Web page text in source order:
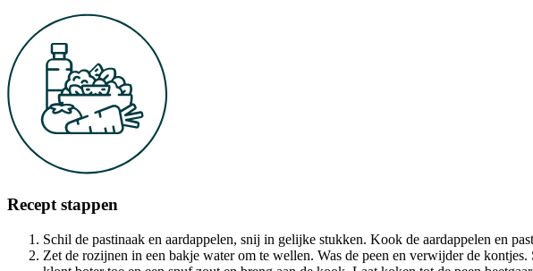
Recept stappen
Schil de pastinaak en aardappelen, snij in gelijke stukken. Kook de aardappelen en
Zet de rozijnen in een bakje water om te wellen. Was de peen en verwijder de